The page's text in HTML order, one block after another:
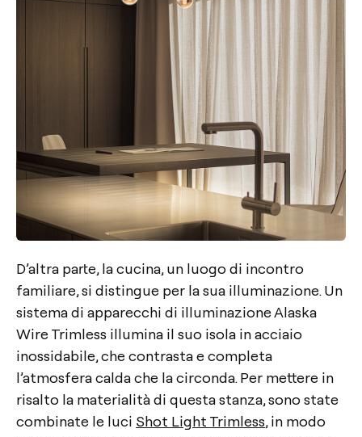
D’altra parte, la cucina, un luogo di incontro
familiare, si distingue per la sua illuminazione. Un
sistema di apparecchi di illuminazione Alaska
Wire Trimless illumina il suo isola in acciaio
inossidabile, che contrasta e completa
l’atmosfera calda che la circonda. Per mettere in
risalto la materialità di questa stanza, sono state
combinate le luci Shot Light Trimless , in modo